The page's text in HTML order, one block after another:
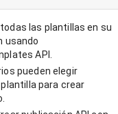
las plantillas en su
usando
API.
pueden elegir
para crear